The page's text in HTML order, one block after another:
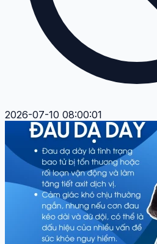
2026-07-10 08:00:01